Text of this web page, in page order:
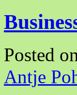
Posted on
Antje